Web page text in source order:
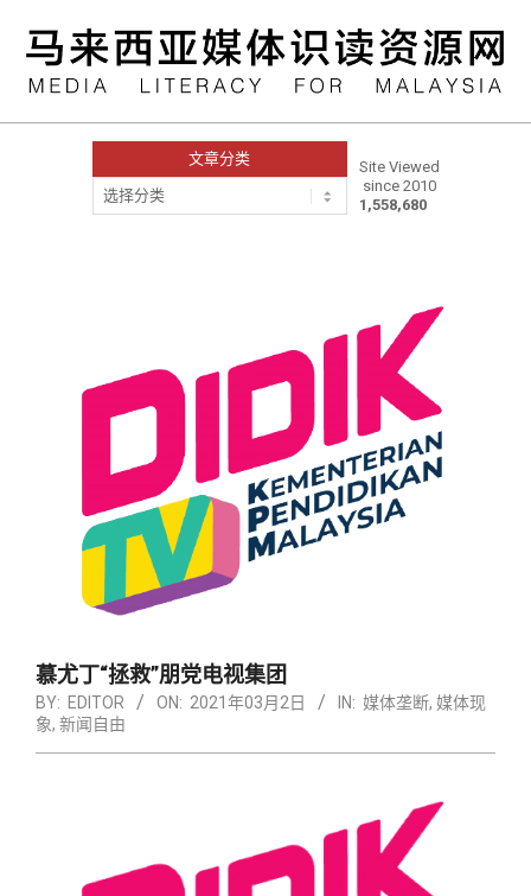
content
文章分类
文
章
Site Viewed
since 2010
1,558,680
慕尤丁“拯救”朋党电视集团
BY: EDITOR ON: 2021年03月2日 IN: 媒体垄断, 媒体现
象, 新闻自由